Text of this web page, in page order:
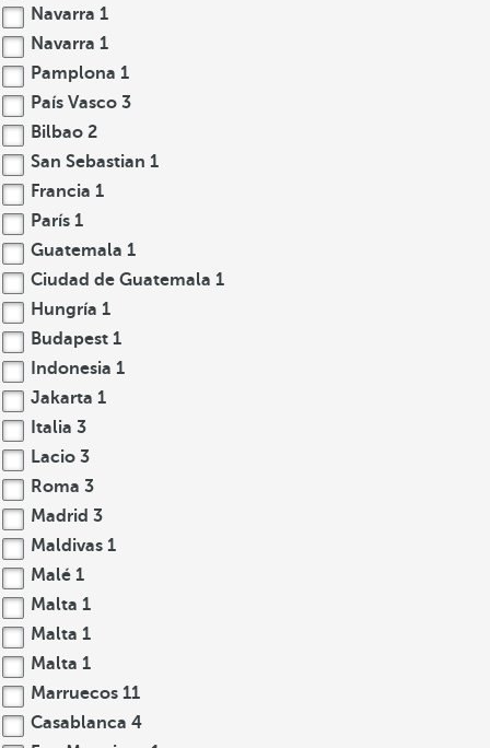
Navarra 1
Navarra 1
Pamplona 1
País Vasco 3
Bilbao 2
San Sebastian 1
Francia 1
París 1
Guatemala 1
Ciudad de Guatemala 1
Hungría 1
Budapest 1
Indonesia 1
Jakarta 1
Italia 3
Lacio 3
Roma 3
Madrid 3
Maldivas 1
Malé 1
Malta 1
Malta 1
Malta 1
Marruecos 11
Casablanca 4